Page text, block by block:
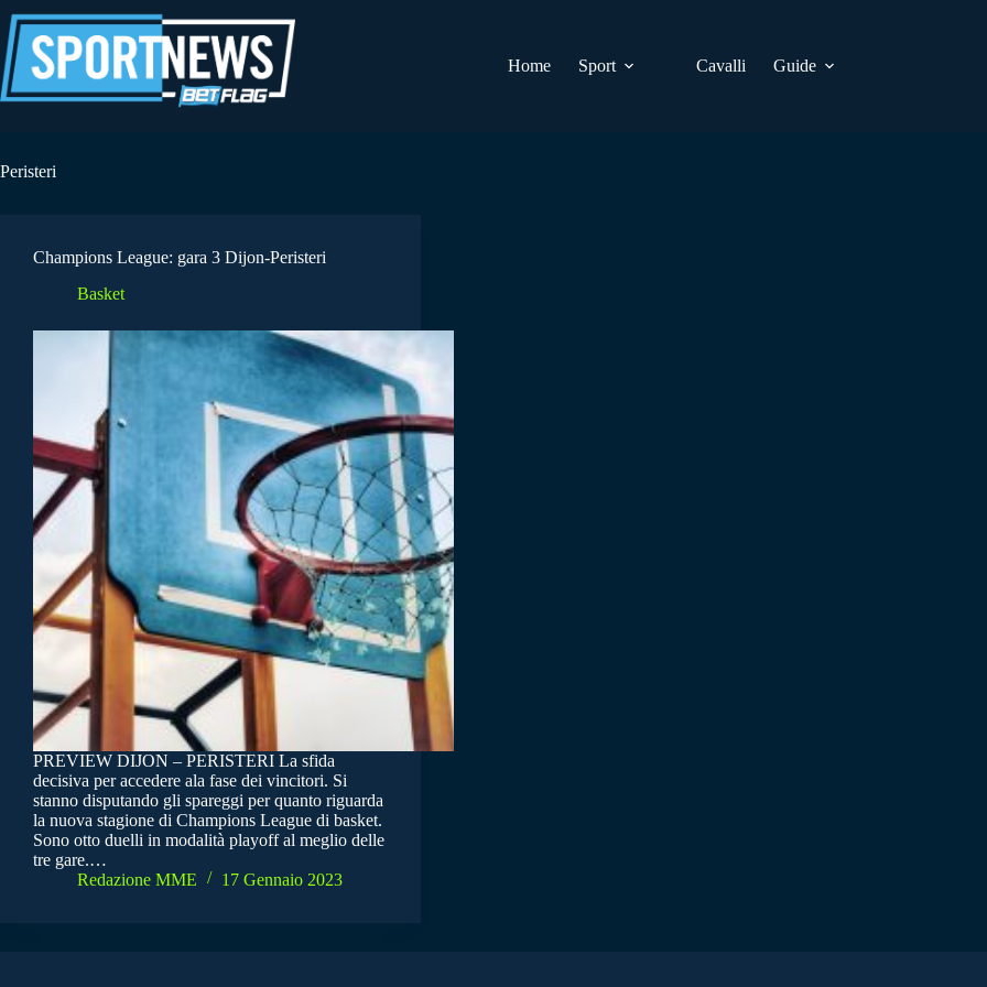
al
contenuto
Home
Sport Cavalli Guide
Peristeri
Champions League: gara 3 Dijon-Peristeri
Basket
PREVIEW DIJON – PERISTERI La sfida
decisiva per accedere ala fase dei vincitori. Si
stanno disputando gli spareggi per quanto riguarda
la nuova stagione di Champions League di basket.
Sono otto duelli in modalità playoff al meglio delle
tre gare.…
Redazione MME
17 Gennaio 2023